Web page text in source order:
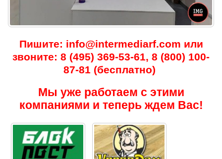
Пишите: info@intermediarf.com или
звоните: 8 (495) 369-53-61, 8 (800) 100-
87-81 (бесплатно)
Мы уже работаем с этими
компаниями и теперь ждем Вас!